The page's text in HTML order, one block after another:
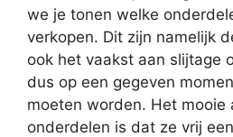
we je tonen welke
verkopen. Dit zijn namelijk
ook het vaakst aan slijtage
dus op een gegeven
moeten worden. Het mooie
onderdelen is dat ze vrij